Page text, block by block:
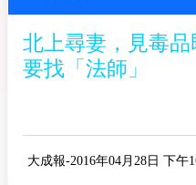
北上尋妻，見毒
要找「法師」
大成報-2016年04月28日 下午